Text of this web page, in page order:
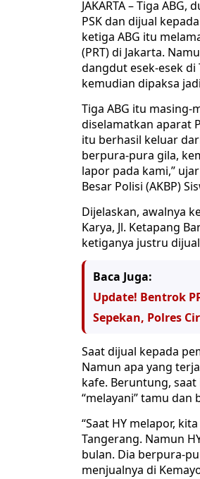
JAKARTA – Tiga
PSK dan dijual
ketiga ABG itu
(PRT) di Jakarta.
dangdut esek-esek
kemudian dipaksa
Tiga ABG itu masing-
diselamatkan aparat
itu berhasil keluar
berpura-pura gila,
lapor pada kami,”
Besar Polisi (AKBP)
Dijelaskan, awalnya
Karya, Jl. Ketapang
ketiganya justru
Baca Juga:
Update! Bentrok
Sepekan, Polres
Saat dijual kepada
Namun apa yang
kafe. Beruntung,
“melayani” tamu
“Saat HY melapor,
Tangerang. Namun
bulan. Dia berpura-
menjualnya di